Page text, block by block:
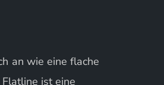
an wie eine flache
ist eine